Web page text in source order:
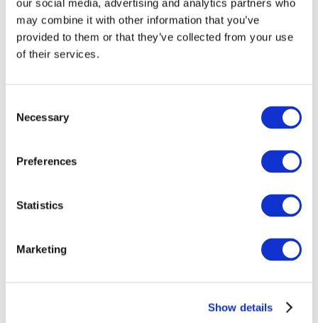
our social media, advertising and analytics partners who
may combine it with other information that you’ve
provided to them or that they’ve collected from your use
of their services.
Selection
Necessary
Preferences
Statistics
Marketing
Show details
Événements
Concerts